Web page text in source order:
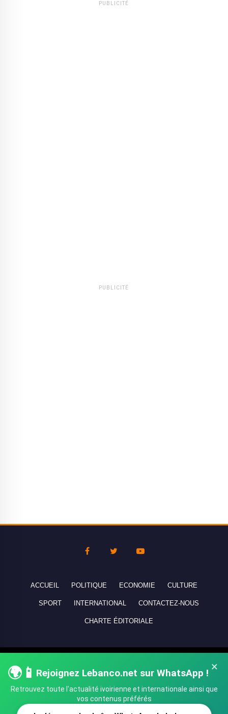
PUBLICITÉ
PUBLICITÉ
×
🌍📱 Rejoignez Lebanco.net sur WhatsApp !
Retrouvez toute l'actualité ivoirienne et internationale ainsi que
vos contenus préférés
ACCUEIL POLITIQUE ECONOMIE CULTURE
SPORT INTERNATIONAL CONTACTEZ-NOUS
CHARTE ÉDITORIALE
réservés - All rights reserved.